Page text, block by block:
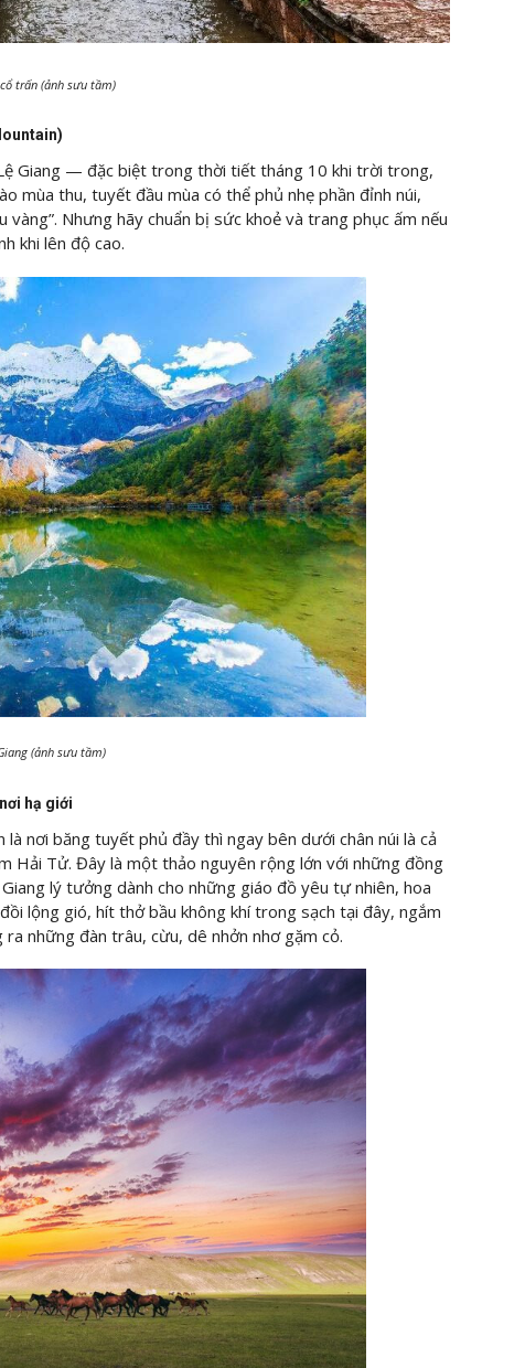
trấn (ảnh sưu tầm)
Giang — đặc biệt trong thời tiết tháng 10 khi trời trong,
mùa thu, tuyết đầu mùa có thể phủ nhẹ phần đỉnh núi,
Nhưng hãy chuẩn bị sức khoẻ và trang phục ấm nếu
khi lên độ cao.
(ảnh sưu tầm)
hạ giới
nơi băng tuyết phủ đầy thì ngay bên dưới chân núi là cả
Hải Tử. Đây là một thảo nguyên rộng lớn với những đồng
lý tưởng dành cho những giáo đồ yêu tự nhiên, hoa
lộng gió, hít thở bầu không khí trong sạch tại đây, ngắm
những đàn trâu, cừu, dê nhởn nhơ gặm cỏ.